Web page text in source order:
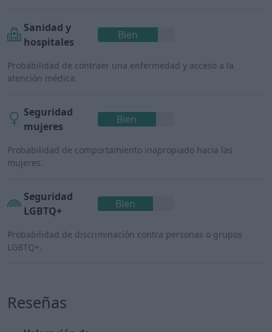
Sanidad y
hospitales
Bien
Probabilidad de contraer una enfermedad y acceso a la
atención médica.
Seguridad
mujeres
Bien
Probabilidad de comportamiento inapropiado hacia las
mujeres.
Seguridad
LGBTQ+
Bien
Probabilidad de discriminación contra personas o grupos
LGBTQ+.
Reseñas